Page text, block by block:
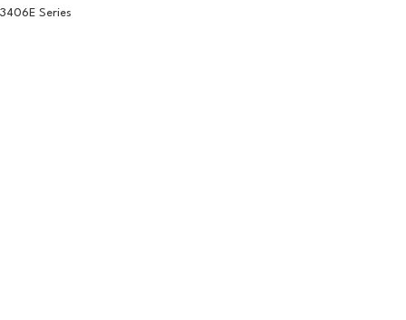
3406E Series